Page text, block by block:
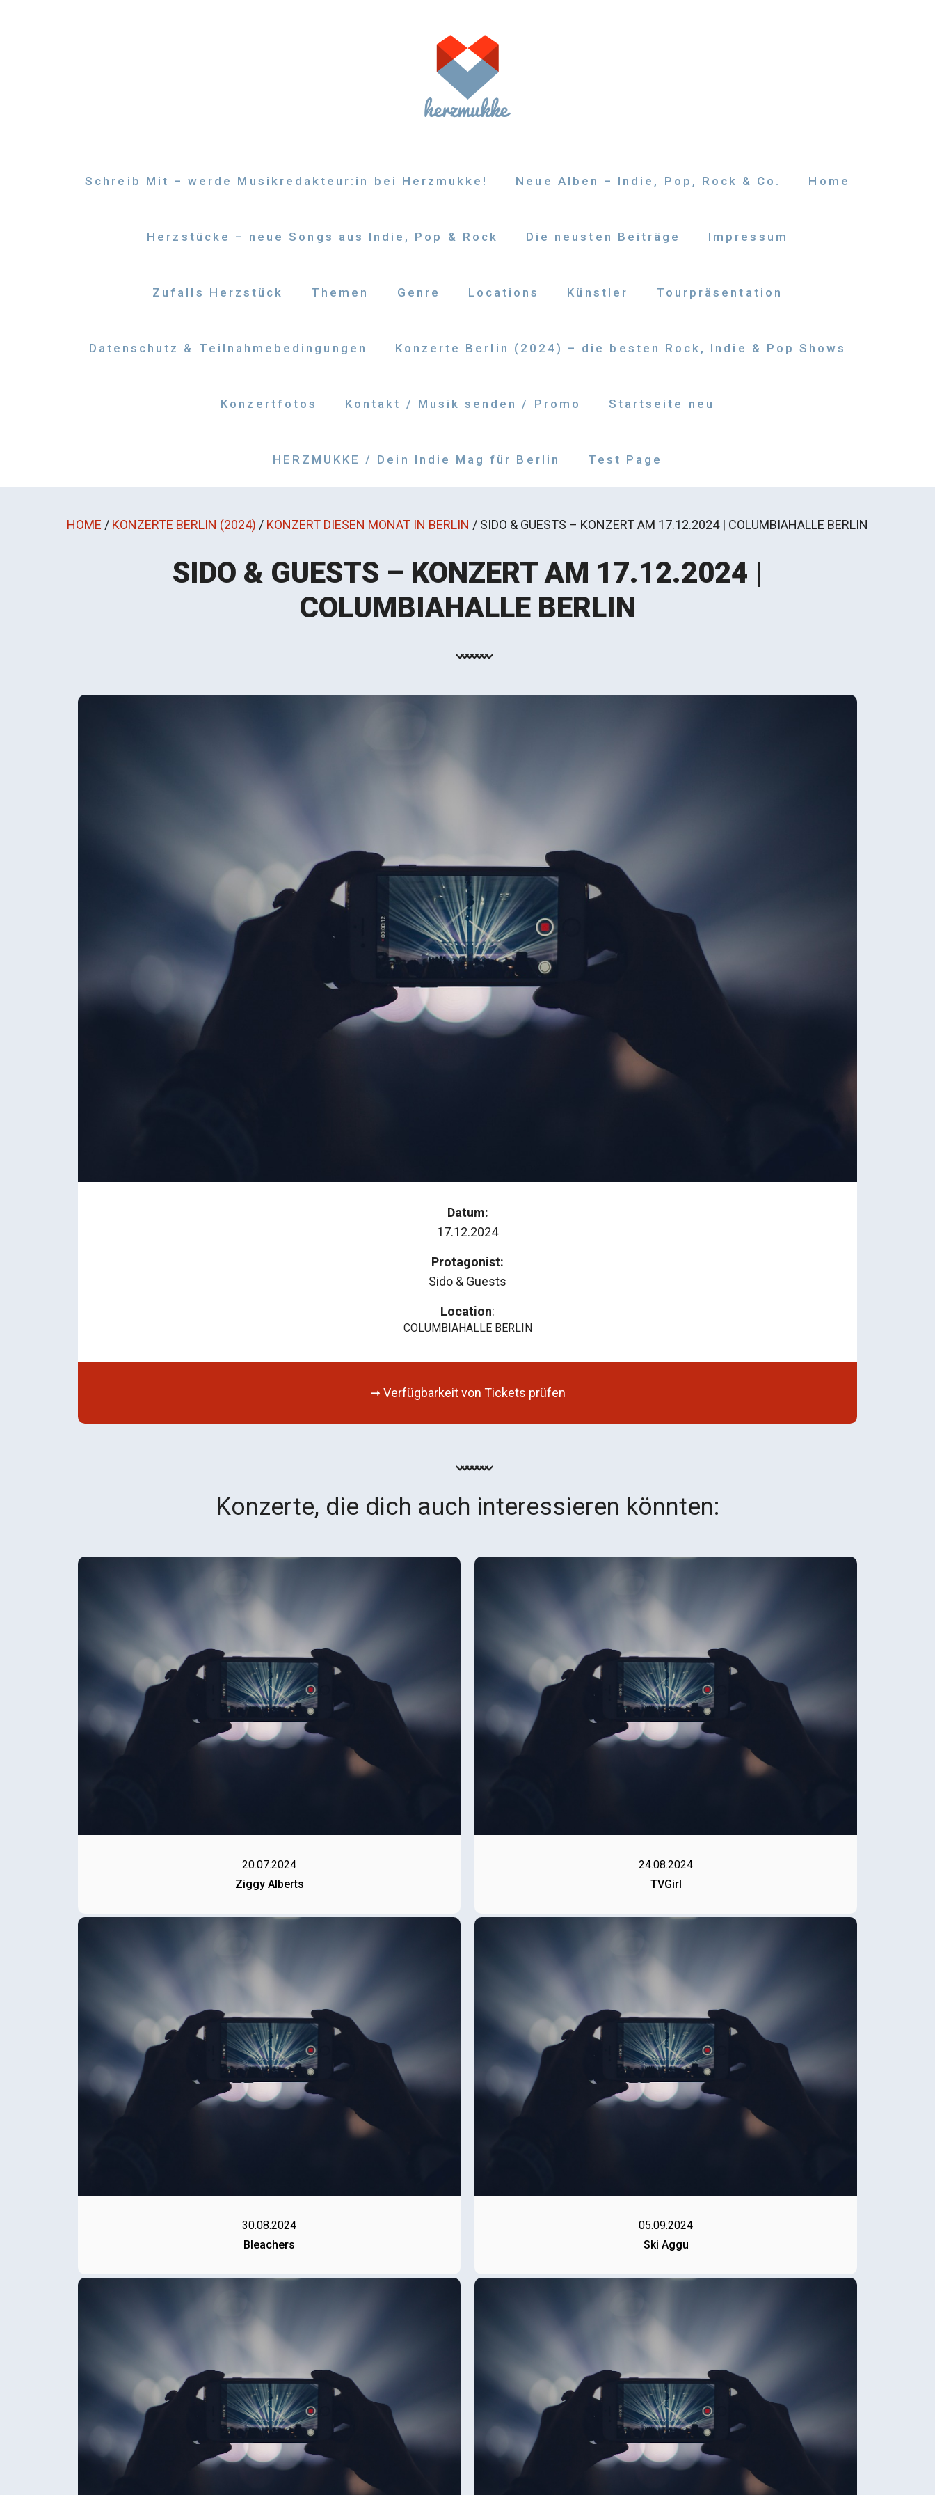
Schreib Mit – werde Musikredakteur:in bei Herzmukke! Neue Alben – Indie, Pop, Rock & Co. Home
Herzstücke – neue Songs aus Indie, Pop & Rock Die neusten Beiträge Impressum
Zufalls Herzstück Themen Genre Locations Künstler Tourpräsentation
Datenschutz & Teilnahmebedingungen Konzerte Berlin (2024) – die besten Rock, Indie & Pop Shows
Konzertfotos Kontakt / Musik senden / Promo Startseite neu
HERZMUKKE / Dein Indie Mag für Berlin Test Page
HOME / KONZERTE BERLIN (2024) / KONZERT DIESEN MONAT IN BERLIN / SIDO & GUESTS – KONZERT AM 17.12.2024 | COLUMBIAHALLE BERLIN
SIDO & GUESTS – KONZERT AM 17.12.2024 |
COLUMBIAHALLE BERLIN
Datum:
17.12.2024
Protagonist:
Sido & Guests
Location:
COLUMBIAHALLE BERLIN
➞ Verfügbarkeit von Tickets prüfen
Konzerte, die dich auch interessieren könnten:
20.07.2024
Ziggy Alberts
24.08.2024
TVGirl
30.08.2024
Bleachers
05.09.2024
Ski Aggu